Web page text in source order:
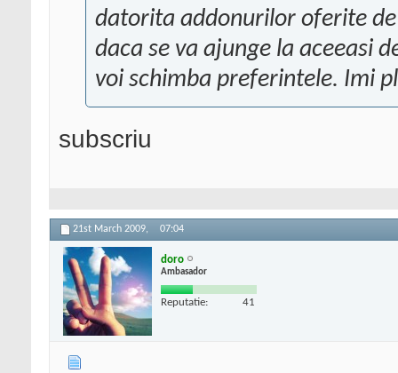
datorita addonurilor oferite
daca se va ajunge la aceeasi
voi schimba preferintele. Imi
subscriu
21st March 2009, 07:04
doro
Ambasador
Reputatie: 41